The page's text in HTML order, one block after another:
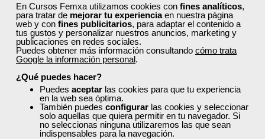
En Cursos Femxa utilizamos cookies con fines analíticos,
para tratar de mejorar tu experienciaen nuestra página
web y con fines publicitarios, para adaptar el contenido a
tus gustos y personalizar nuestros anuncios, marketing y
publicaciones en redes sociales.
Puedes obtener más información consultando cómo trata
Google la información personal.
¿Qué puedes hacer?
Puedes aceptar las cookies para que tu experiencia
en la web sea óptima.
También puedes configurar las cookies y seleccionar
solo aquellas que quiera permitir en tu navegador. Si
no seleccionas ninguna utilizaremos las que sean
indispensables para la navegación.